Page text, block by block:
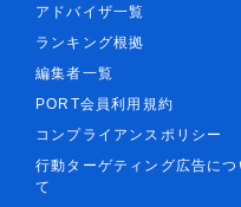
アドバイザ一覧
ランキング根拠
編集者一覧
PORT会員利用規約
コンプライアンスポリシー
行動ターゲティング広告につ
て